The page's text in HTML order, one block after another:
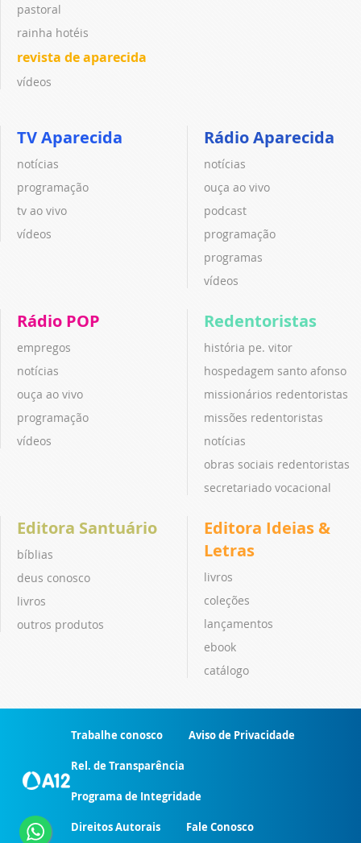
pastoral
rainha hotéis
revista de aparecida
vídeos
TV Aparecida
notícias
programação
tv ao vivo
vídeos
Rádio Aparecida
notícias
ouça ao vivo
podcast
programação
programas
vídeos
Rádio POP
empregos
notícias
ouça ao vivo
programação
vídeos
Redentoristas
história pe. vitor
hospedagem santo afonso
missionários redentoristas
missões redentoristas
notícias
obras sociais redentoristas
secretariado vocacional
Editora Santuário
bíblias
deus conosco
livros
outros produtos
Editora Ideias &
Letras
livros
coleções
lançamentos
ebook
catálogo
Trabalhe conosco Aviso de Privacidade
Rel. de Transparência
Programa de Integridade
Direitos Autorais Fale Conosco